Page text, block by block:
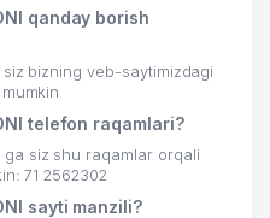
854 м
855 м
MChJ
qanday borish
bizning veb-saytimizdagi
telefon raqamlari?
ga siz shu raqamlar orqali
71 2562302
sayti manzili?